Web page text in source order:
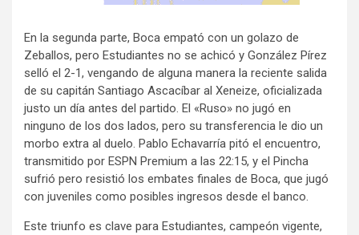
En la segunda parte, Boca empató con un golazo de
Zeballos, pero Estudiantes no se achicó y González Pírez
selló el 2-1, vengando de alguna manera la reciente salida
de su capitán Santiago Ascacíbar al Xeneize, oficializada
justo un día antes del partido. El «Ruso» no jugó en
ninguno de los dos lados, pero su transferencia le dio un
morbo extra al duelo. Pablo Echavarría pitó el encuentro,
transmitido por ESPN Premium a las 22:15, y el Pincha
sufrió pero resistió los embates finales de Boca, que jugó
con juveniles como posibles ingresos desde el banco.
Este triunfo es clave para Estudiantes, campeón vigente,